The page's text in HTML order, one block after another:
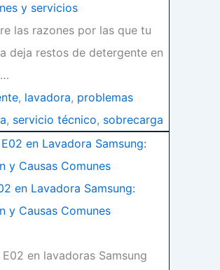
y servicios
las razones por las que tu
deja restos de detergente en
, lavadora, problemas
, servicio técnico, sobrecarga
en Lavadora Samsung:
y Causas Comunes
en lavadoras Samsung